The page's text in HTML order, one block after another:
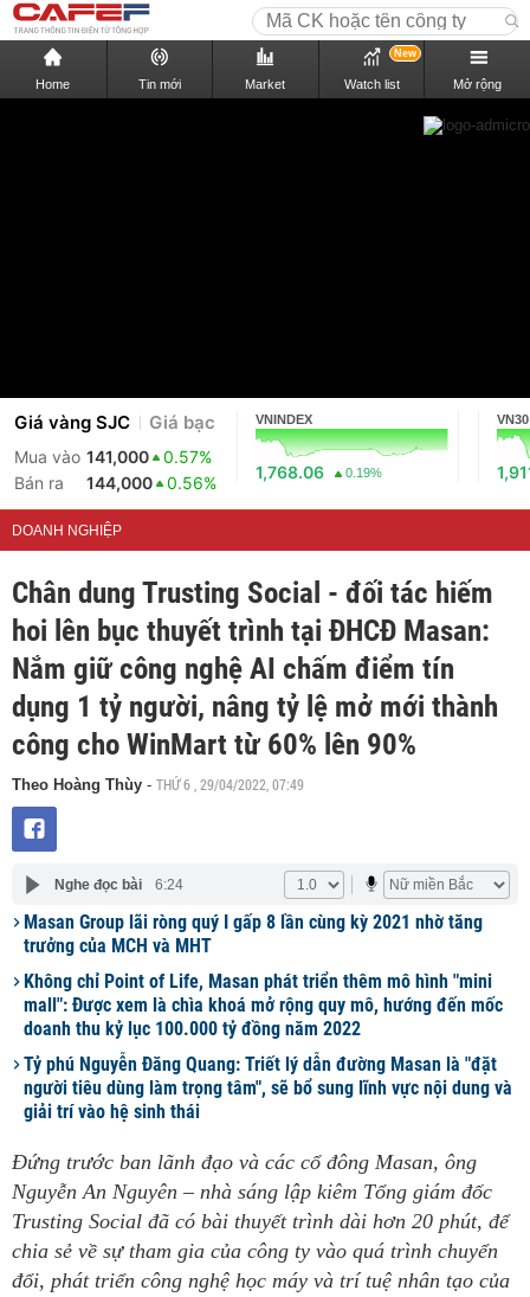
Home Tin mới Market Watch list
New
Mở rộng
Giá vàng SJC Giá bạc
Mua vào 141,000
0.57%
Bán ra
144,000 0.56%
VNINDEX
1,768.06 0.19%
VN30
DOANH NGHIỆP
Chân dung Trusting Social - đối tác hiếm
hoi lên bục thuyết trình tại ĐHCĐ Masan:
Nắm giữ công nghệ AI chấm điểm tín
dụng 1 tỷ người, nâng tỷ lệ mở mới thành
công cho WinMart từ 60% lên 90%
Theo Hoàng Thùy - THỨ 6 , 29/04/2022, 07:49
Nghe đọc bài 6:24
Masan Group lãi ròng quý I gấp 8 lần cùng kỳ 2021 nhờ tăng
trưởng của MCH và MHT
Không chỉ Point of Life, Masan phát triển thêm mô hình "mini
mall": Được xem là chìa khoá mở rộng quy mô, hướng đến mốc
doanh thu kỷ lục 100.000 tỷ đồng năm 2022
Tỷ phú Nguyễn Đăng Quang: Triết lý dẫn đường Masan là "đặt
người tiêu dùng làm trọng tâm", sẽ bổ sung lĩnh vực nội dung và
giải trí vào hệ sinh thái
Đứng trước ban lãnh đạo và các cổ đông Masan, ông
Nguyễn An Nguyên – nhà sáng lập kiêm Tổng giám đốc
Trusting Social đã có bài thuyết trình dài hơn 20 phút, để
chia sẻ về sự tham gia của công ty vào quá trình chuyển
đổi, phát triển công nghệ học máy và trí tuệ nhân tạo của